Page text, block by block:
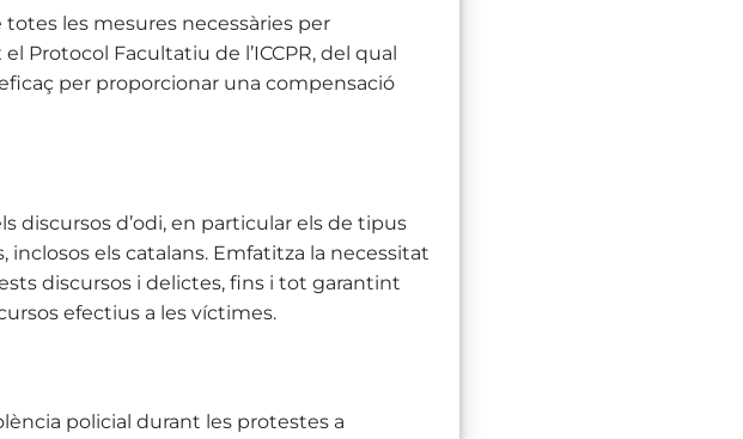
totes les mesures necessàries per
Protocol Facultatiu de l’ICCPR, del qual
per proporcionar una compensació
discursos d’odi, en particular els de tipus
inclosos els catalans. Emfatitza la necessitat
discursos i delictes, fins i tot garantint
efectius a les víctimes.
policial durant les protestes a